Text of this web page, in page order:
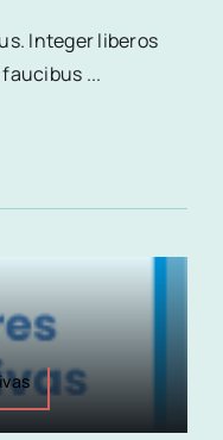
Integer liberos
...